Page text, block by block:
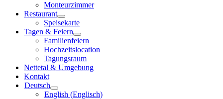
Monteurzimmer
Restaurant
Speisekarte
Tagen & Feiern
Familienfeiern
Hochzeitslocation
Tagungsraum
Nettetal & Umgebung
Kontakt
Deutsch
English (Englisch)